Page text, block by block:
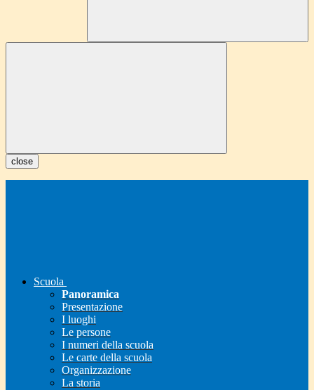
close
Scuola
Panoramica
Presentazione
I luoghi
Le persone
I numeri della scuola
Le carte della scuola
Organizzazione
La storia